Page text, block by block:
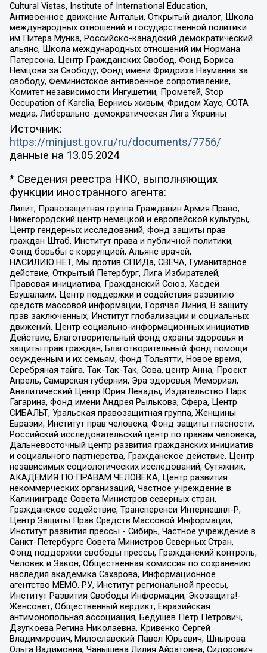
Cultural Vistas, Institute of International Education,
Антивоенное движение Антальи, Открытый диалог, Школа
международных отношений и государственной политики
им Питера Мунка, Российско-канадский демократический
альянс, Школа международных отношений им Нормана
Патерсона, Центр Гражданских Свобод, Фонд Бориса
Немцова за Свободу, Фонд имени Фридриха Науманна за
свободу, Феминистское антивоенное сопротивление,
Комитет независимости Ингушетии, Прометей, Stop
Occupation of Karelia, Вернись живым, Фридом Хаус, СОТА
медиа, Либерально-демократическая Лига Украины
Источник:
https://minjust.gov.ru/ru/documents/7756/
данные на 13.05.2024
* Сведения реестра НКО, выполняющих
функции иностранного агента:
Лилит, Правозащитная группа Гражданин.Армия.Право,
Нижегородский центр немецкой и европейской культуры,
Центр гендерных исследований, Фонд защиты прав
граждан Штаб, Институт права и публичной политики,
Фонд борьбы с коррупцией, Альянс врачей,
НАСИЛИЮ.НЕТ, Мы против СПИДа, СВЕЧА, Гуманитарное
действие, Открытый Петербург, Лига Избирателей,
Правовая инициатива, Гражданский Союз, Хасдей
Ерушалаим, Центр поддержки и содействия развитию
средств массовой информации, Горячая Линия, В защиту
прав заключенных, Институт глобализации и социальных
движений, Центр социально-информационных инициатив
Действие, Благотворительный фонд охраны здоровья и
защиты прав граждан, Благотворительный фонд помощи
осужденным и их семьям, Фонд Тольятти, Новое время,
Серебряная тайга, Так-Так-Так, Сова, центр Анна, Проект
Апрель, Самарская губерния, Эра здоровья, Мемориал,
Аналитический Центр Юрия Левады, Издательство Парк
Гагарина, Фонд имени Андрея Рылькова, Сфера, Центр
СИБАЛЬТ, Уральская правозащитная группа, Женщины
Евразии, Институт прав человека, Фонд защиты гласности,
Российский исследовательский центр по правам человека,
Дальневосточный центр развития гражданских инициатив
и социального партнерства, Гражданское действие, Центр
независимых социологических исследований, Сутяжник,
АКАДЕМИЯ ПО ПРАВАМ ЧЕЛОВЕКА, Центр развития
некоммерческих организаций, Частное учреждение в
Калининграде Совета Министров северных стран,
Гражданское содействие, Трансперенси Интернешнл-Р,
Центр Защиты Прав Средств Массовой Информации,
Институт развития прессы - Сибирь, Частное учреждение в
Санкт-Петербурге Совета Министров Северных Стран,
Фонд поддержки свободы прессы, Гражданский контроль,
Человек и Закон, Общественная комиссия по сохранению
наследия академика Сахарова, Информационное
агентство МЕМО. РУ, Институт региональной прессы,
Институт Развития Свободы Информации, Экозащита!-
Женсовет, Общественный вердикт, Евразийская
антимонопольная ассоциация, Бедушев Петр Петрович,
Дзугкоева Регина Николаевна, Кривенко Сергей
Владимирович, Милославский Павел Юрьевич, Шнырова
Ольга Вадимовна, Чанышева Лилия Айратовна, Сидорович